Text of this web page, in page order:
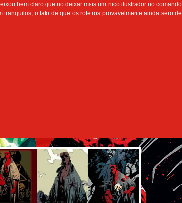
bem claro que no deixar mais um nico ilustrador no comando
o fato de que os roteiros provavelmente ainda sero de